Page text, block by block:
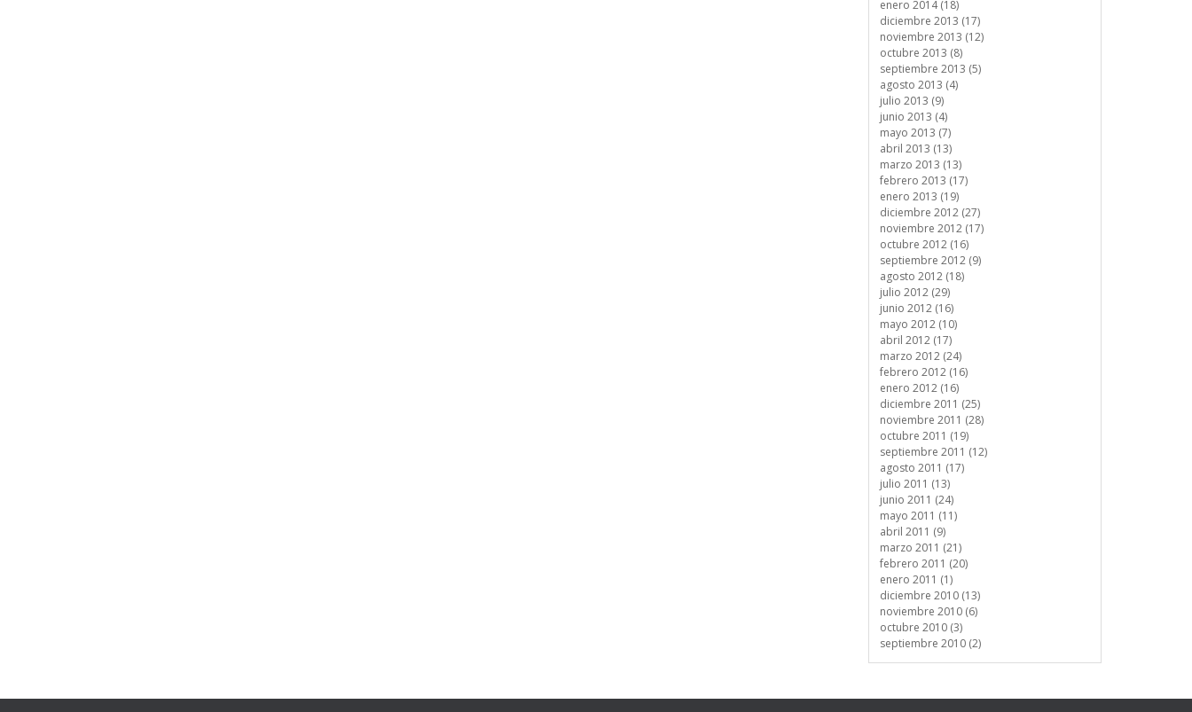
enero 2014 (18)
diciembre 2013 (17)
noviembre 2013 (12)
octubre 2013 (8)
septiembre 2013 (5)
agosto 2013 (4)
julio 2013 (9)
junio 2013 (4)
mayo 2013 (7)
abril 2013 (13)
marzo 2013 (13)
febrero 2013 (17)
enero 2013 (19)
diciembre 2012 (27)
noviembre 2012 (17)
octubre 2012 (16)
septiembre 2012 (9)
agosto 2012 (18)
julio 2012 (29)
junio 2012 (16)
mayo 2012 (10)
abril 2012 (17)
marzo 2012 (24)
febrero 2012 (16)
enero 2012 (16)
diciembre 2011 (25)
noviembre 2011 (28)
octubre 2011 (19)
septiembre 2011 (12)
agosto 2011 (17)
julio 2011 (13)
junio 2011 (24)
mayo 2011 (11)
abril 2011 (9)
marzo 2011 (21)
febrero 2011 (20)
enero 2011 (1)
diciembre 2010 (13)
noviembre 2010 (6)
octubre 2010 (3)
septiembre 2010 (2)